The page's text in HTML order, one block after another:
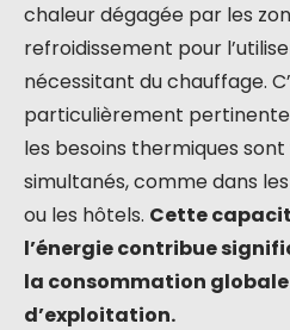
chaleur dégagée par les
refroidissement pour
nécessitant du chauffage.
particulièrement
les besoins thermiques
simultanés, comme dans
ou les hôtels. Cette
l’énergie contribue
la consommation
d’exploitation.